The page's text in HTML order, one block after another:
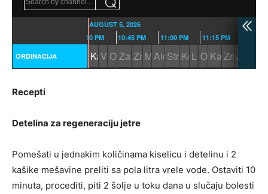
Recepti
Detelina za regeneraciju jetre
Pomešati u jednakim količinama kiselicu i detelinu i 2
kašike mešavine preliti sa pola litra vrele vode. Ostaviti 10
minuta, procediti, piti 2 šolje u toku dana u slučaju bolesti